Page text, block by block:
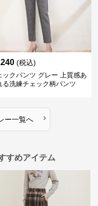
(税込)
ックパンツ グレー 上質感あ
る洗練チェック柄パンツ
ー一覧へ ›
すめアイテム